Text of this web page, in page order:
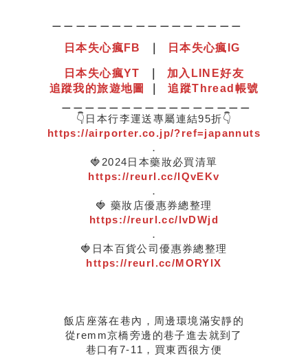
日本失心瘋 F B 日本失心瘋IG
日本失心瘋YT
加入LINE好友
追蹤我的旅遊地圖
｜追蹤Thread帳號
👇日本行李運送專屬連結95折👇
https://airporter.co.jp/?ref=japannuts
．
🍓2024日本藥妝必買清單
https://reurl.cc/lQvEKv
．
🍓 藥妝店優惠券總整理
https://reurl.cc/lvDWjd
．
🍓日本百貨公司優惠券總整理
https://reurl.cc/MORYlX
飯店座落在巷內，周邊環境滿安靜的
從remm京橋旁邊的巷子進去就到了
巷口有7-11，買東西很方便